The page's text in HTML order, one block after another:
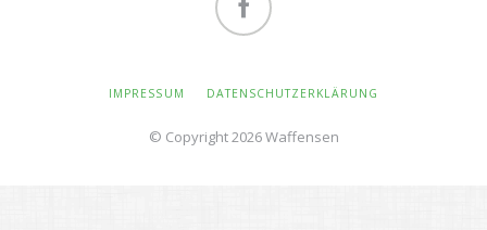
NAVIGATION
IMPRESSUM DATENSCHUTZERKLÄRUNG
© Copyright 2026 Waffensen